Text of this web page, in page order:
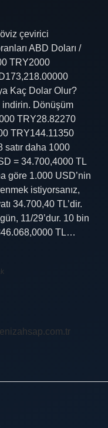
çevirici
ABD Doları /
TRY2000
Kaç Dolar Olur?
indirin. Dönüşüm
TRY28.82270
TRY144.11350
daha 1000
= 34.700,4000 TL
göre 1.000 USD’nin
istiyorsanız,
34.700,40 TL’dir.
11/29’dur. 10 bin
TL…